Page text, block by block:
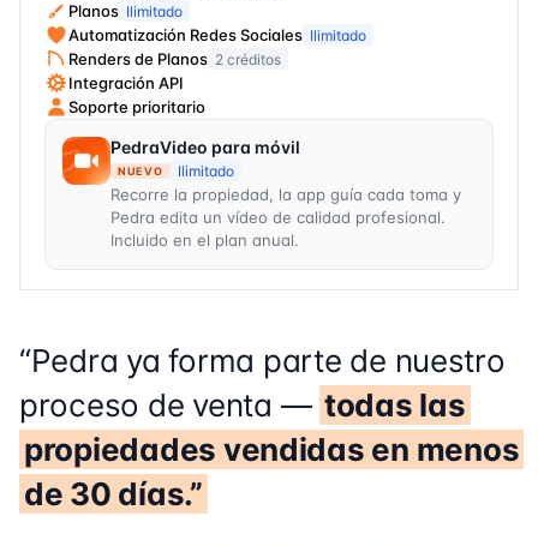
Planos Ilimitado
Automatización Redes Sociales Ilimitado
Renders de Planos 2 créditos
Integración API
Soporte prioritario
PedraVideo para móvil
NUEVO Ilimitado
Recorre la propiedad, la app guía cada toma y
Pedra edita un vídeo de calidad profesional.
Incluido en el plan anual.
“Pedra ya forma parte de nuestro
proceso de venta — todas las
propiedades vendidas en menos
de 30 días.”